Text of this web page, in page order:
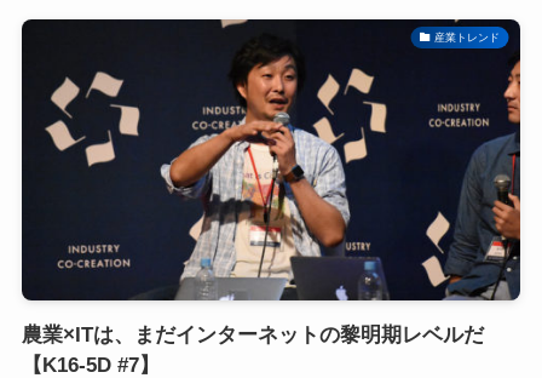
産業トレンド
農業×ITは、まだインターネットの黎明期レベルだ
【K16-5D #7】